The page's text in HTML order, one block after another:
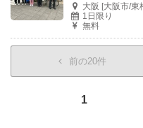
大阪 [大阪市/東
1日限り
無料
前の20件
1